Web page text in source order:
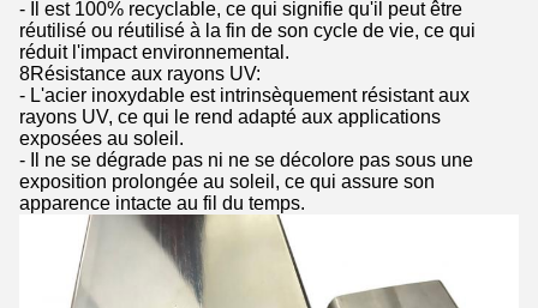
- Il est 100% recyclable, ce qui signifie qu'il peut être
réutilisé ou réutilisé à la fin de son cycle de vie, ce qui
réduit l'impact environnemental.
8Résistance aux rayons UV:
- L'acier inoxydable est intrinsèquement résistant aux
rayons UV, ce qui le rend adapté aux applications
exposées au soleil.
- Il ne se dégrade pas ni ne se décolore pas sous une
exposition prolongée au soleil, ce qui assure son
apparence intacte au fil du temps.